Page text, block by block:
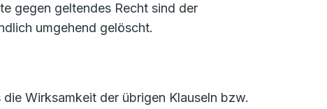
gegen geltendes Recht sind der
umgehend gelöscht.
Wirksamkeit der übrigen Klauseln bzw.